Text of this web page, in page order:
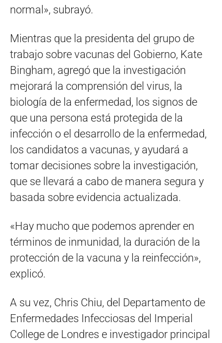
normal», subrayó.
Mientras que la presidenta del grupo de
trabajo sobre vacunas del Gobierno, Kate
Bingham, agregó que la investigación
mejorará la comprensión del virus, la
biología de la enfermedad, los signos de
que una persona está protegida de la
infección o el desarrollo de la enfermedad,
los candidatos a vacunas, y ayudará a
tomar decisiones sobre la investigación,
que se llevará a cabo de manera segura y
basada sobre evidencia actualizada.
«Hay mucho que podemos aprender en
términos de inmunidad, la duración de la
protección de la vacuna y la reinfección»,
explicó.
A su vez, Chris Chiu, del Departamento de
Enfermedades Infecciosas del Imperial
College de Londres e investigador principal